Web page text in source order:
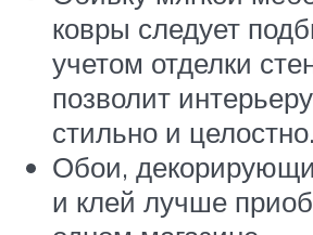
ковры следует
учетом отделки
позволит
стильно и целостно.
Обои,
и клей лучше